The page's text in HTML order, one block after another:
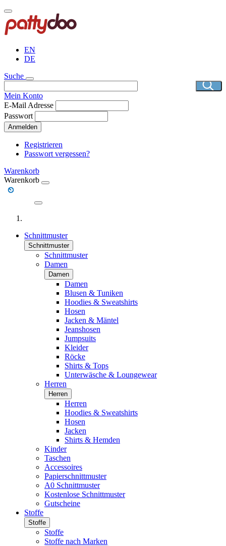
Direkt
zum
Inhalt
EN
DE
Suche
Mein Konto
E-Mail Adresse
Passwort
Anmelden
Registrieren
Passwort vergessen?
Warenkorb
Warenkorb
Schnittmuster
Schnittmuster
Schnittmuster
Damen
Damen
Damen
Blusen & Tuniken
Hoodies & Sweatshirts
Hosen
Jacken & Mäntel
Jeanshosen
Jumpsuits
Kleider
Röcke
Shirts & Tops
Unterwäsche & Loungewear
Herren
Herren
Herren
Hoodies & Sweatshirts
Hosen
Jacken
Shirts & Hemden
Kinder
Taschen
Accessoires
Papierschnittmuster
A0 Schnittmuster
Kostenlose Schnittmuster
Gutscheine
Stoffe
Stoffe
Stoffe
Stoffe nach Marken